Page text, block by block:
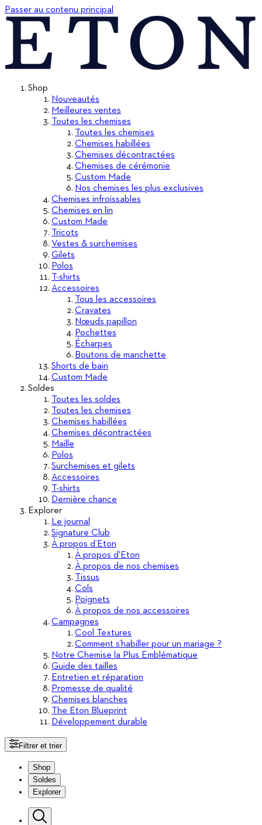
Passer au contenu principal
Shop
Nouveautés
Meilleures ventes
Toutes les chemises
Toutes les chemises
Chemises habillées
Chemises décontractées
Chemises de cérémonie
Custom Made
Nos chemises les plus exclusives
Chemises infroissables
Chemises en lin
Custom Made
Tricots
Vestes & surchemises
Gilets
Polos
T-shirts
Accessoires
Tous les accessoires
Cravates
Nœuds papillon
Pochettes
Écharpes
Boutons de manchette
Shorts de bain
Custom Made
Soldes
Toutes les soldes
Toutes les chemises
Chemises habillées
Chemises décontractées
Maille
Polos
Surchemises et gilets
Accessoires
T-shirts
Dernière chance
Explorer
Le journal
Signature Club
À propos d’Eton
À propos d'Eton
À propos de nos chemises
Tissus
Cols
Poignets
À propos de nos accessoires
Campagnes
Cool Textures
Comment s’habiller pour un mariage ?
Notre Chemise la Plus Emblématique
Guide des tailles
Entretien et réparation
Promesse de qualité
Chemises blanches
The Eton Blueprint
Développement durable
Filtrer et trier
Shop
Soldes
Explorer